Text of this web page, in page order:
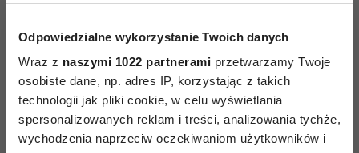
Odpowiedzialne wykorzystanie Twoich danych
Wraz z naszymi 1022 partnerami przetwarzamy Twoje
osobiste dane, np. adres IP, korzystając z takich
technologii jak pliki cookie, w celu wyświetlania
spersonalizowanych reklam i treści, analizowania tychże,
wychodzenia naprzeciw oczekiwaniom użytkowników i